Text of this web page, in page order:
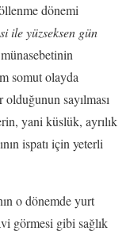
dönemi
ile yüzseksen gün
somut olayda
sayılması
yani küslük, ayrılık
ispatı için yeterli
o dönemde yurt
görmesi gibi sağlık